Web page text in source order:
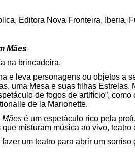
Editora Nova Fronteira, Iberia,
Mães
na brincadeira.
e leva personagens ou objetos a
uma Mesa e suas filhas
de fogos de artifício”,
de la Marionette.
Mães é um espetáculo rico pela
misturam música ao vivo,
um teatro para abrir um